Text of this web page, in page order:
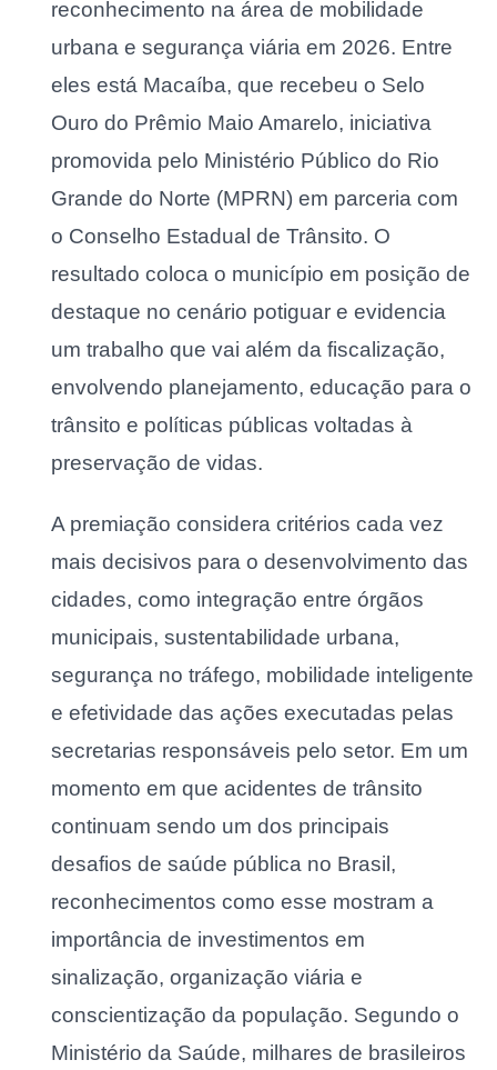
reconhecimento na área de mobilidade
urbana e segurança viária em 2026. Entre
eles está Macaíba, que recebeu o Selo
Ouro do Prêmio Maio Amarelo, iniciativa
promovida pelo Ministério Público do Rio
Grande do Norte (MPRN) em parceria com
o Conselho Estadual de Trânsito. O
resultado coloca o município em posição de
destaque no cenário potiguar e evidencia
um trabalho que vai além da fiscalização,
envolvendo planejamento, educação para o
trânsito e políticas públicas voltadas à
preservação de vidas.
A premiação considera critérios cada vez
mais decisivos para o desenvolvimento das
cidades, como integração entre órgãos
municipais, sustentabilidade urbana,
segurança no tráfego, mobilidade inteligente
e efetividade das ações executadas pelas
secretarias responsáveis pelo setor. Em um
momento em que acidentes de trânsito
continuam sendo um dos principais
desafios de saúde pública no Brasil,
reconhecimentos como esse mostram a
importância de investimentos em
sinalização, organização viária e
conscientização da população. Segundo o
Ministério da Saúde, milhares de brasileiros